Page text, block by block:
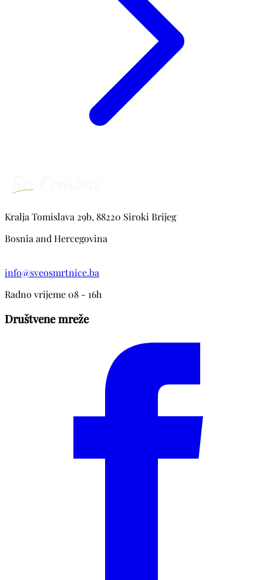
Kralja Tomislava 29b, 88220 Siroki Brijeg
Bosnia and Hercegovina
info@sveosmrtnice.ba
Radno vrijeme 08 - 16h
Društvene mreže